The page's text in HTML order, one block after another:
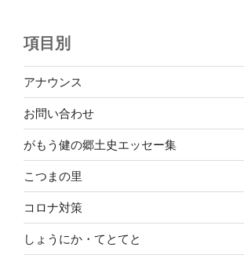
項目別
アナウンス
お問い合わせ
がもう健の郷土史エッセー集
こつまの里
コロナ対策
しょうにか・てとてと